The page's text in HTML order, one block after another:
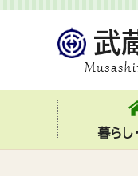
暮らし